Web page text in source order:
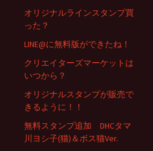
オリジナルラインスタンプ買
った？
LINE@に無料版ができたね！
クリエイターズマーケットは
いつから？
オリジナルスタンプが販売で
きるように！！
無料スタンプ追加 DHCタマ
川ヨシ子(猫)＆ボス猫Ver.